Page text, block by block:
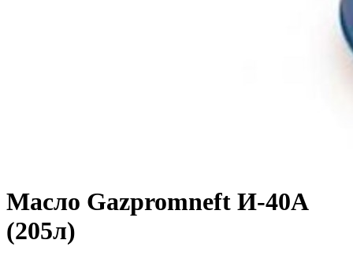
Масло Gazpromneft И-40А
(205л)